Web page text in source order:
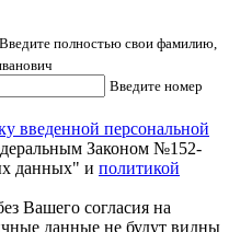
Введите полностью свои фамилию,
Введите номер
введенной персональной
Законом №152-
данных" и политикой
Вашего согласия на
данные не будут видны